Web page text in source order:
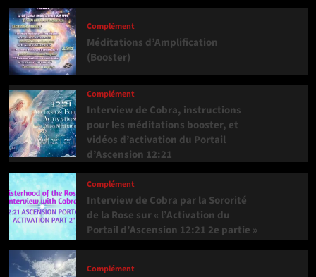
Complément
Méditations d’Amplification
(Booster)
Complément
Interview de Cobra, instructions
pour les méditations booster, et
vidéos d’activation du Portail
d’Ascension 12:21
Complément
Interview de Cobra par la Sororité
de la Rose sur « l’Activation du
Portail d’Ascension 12:21 2e partie »
Complément